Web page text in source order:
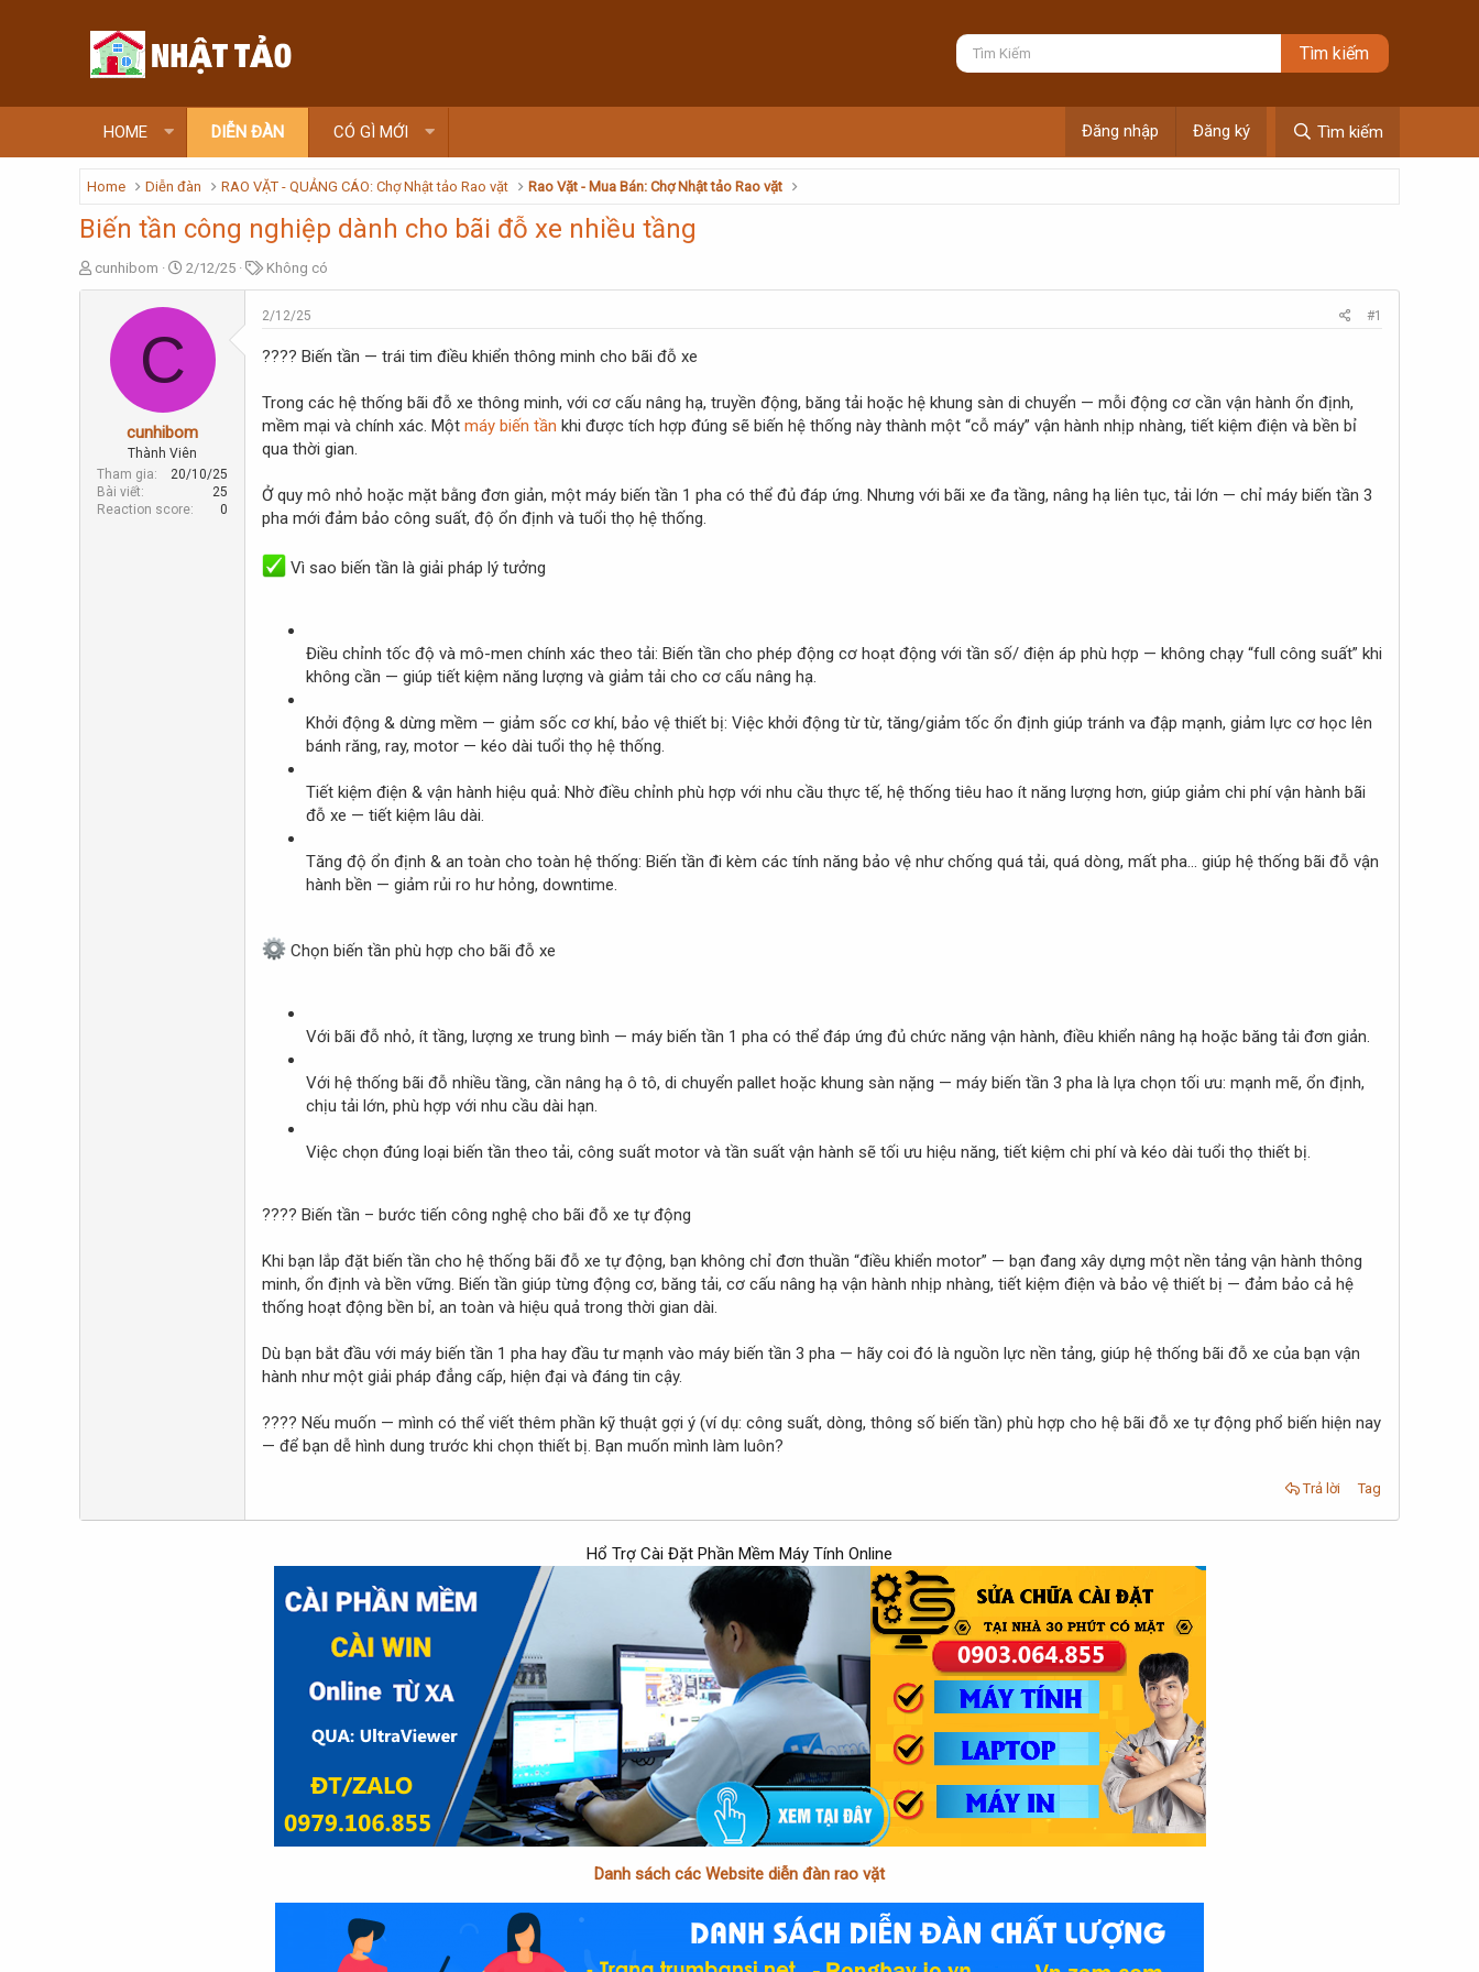
HOME DIỄN ĐÀN CÓ GÌ MỚI Đăng nhập Đăng ký Tìm kiếm
Home Diễn đàn RAO VẶT - QUẢNG CÁO: Chợ Nhật tảo Rao vặt Rao Vặt - Mua Bán: Chợ Nhật tảo Rao vặt
Biến tần công nghiệp dành cho bãi đỗ xe nhiều tầng
T
h
t
e
cunhibom
N
g
2/12/25
T
ừ
k
h
ó
a
Không có
C
cunhibom
Thành Viên
Tham gia
20/10/25
Bài viết
25
Reaction score
0
2/12/25 #1
???? Biến tần — trái tim điều khiển thông minh cho bãi đỗ xe
Trong các hệ thống bãi đỗ xe thông minh, với cơ cấu nâng hạ, truyền động, băng tải hoặc hệ khung sàn di chuyển — mỗi động cơ cần vận hành ổn định,
mềm mại và chính xác. Một máy biến tần khi được tích hợp đúng sẽ biến hệ thống này thành một “cỗ máy” vận hành nhịp nhàng, tiết kiệm điện và bền bỉ
qua thời gian.
Ở quy mô nhỏ hoặc mặt bằng đơn giản, một máy biến tần 1 pha có thể đủ đáp ứng. Nhưng với bãi xe đa tầng, nâng hạ liên tục, tải lớn — chỉ máy biến tần 3
pha mới đảm bảo công suất, độ ổn định và tuổi thọ hệ thống.
Vì sao biến tần là giải pháp lý tưởng
Điều chỉnh tốc độ và mô-men chính xác theo tải: Biến tần cho phép động cơ hoạt động với tần số/ điện áp phù hợp — không chạy “full công suất” khi
không cần — giúp tiết kiệm năng lượng và giảm tải cho cơ cấu nâng hạ.
Khởi động & dừng mềm — giảm sốc cơ khí, bảo vệ thiết bị: Việc khởi động từ từ, tăng/giảm tốc ổn định giúp tránh va đập mạnh, giảm lực cơ học lên
bánh răng, ray, motor — kéo dài tuổi thọ hệ thống.
Tiết kiệm điện & vận hành hiệu quả: Nhờ điều chỉnh phù hợp với nhu cầu thực tế, hệ thống tiêu hao ít năng lượng hơn, giúp giảm chi phí vận hành bãi
đỗ xe — tiết kiệm lâu dài.
Tăng độ ổn định & an toàn cho toàn hệ thống: Biến tần đi kèm các tính năng bảo vệ như chống quá tải, quá dòng, mất pha... giúp hệ thống bãi đỗ vận
hành bền — giảm rủi ro hư hỏng, downtime.
Chọn biến tần phù hợp cho bãi đỗ xe
Với bãi đỗ nhỏ, ít tầng, lượng xe trung bình — máy biến tần 1 pha có thể đáp ứng đủ chức năng vận hành, điều khiển nâng hạ hoặc băng tải đơn giản.
Với hệ thống bãi đỗ nhiều tầng, cần nâng hạ ô tô, di chuyển pallet hoặc khung sàn nặng — máy biến tần 3 pha là lựa chọn tối ưu: mạnh mẽ, ổn định,
chịu tải lớn, phù hợp với nhu cầu dài hạn.
Việc chọn đúng loại biến tần theo tải, công suất motor và tần suất vận hành sẽ tối ưu hiệu năng, tiết kiệm chi phí và kéo dài tuổi thọ thiết bị.
???? Biến tần – bước tiến công nghệ cho bãi đỗ xe tự động
Khi bạn lắp đặt biến tần cho hệ thống bãi đỗ xe tự động, bạn không chỉ đơn thuần “điều khiển motor” — bạn đang xây dựng một nền tảng vận hành thông
minh, ổn định và bền vững. Biến tần giúp từng động cơ, băng tải, cơ cấu nâng hạ vận hành nhịp nhàng, tiết kiệm điện và bảo vệ thiết bị — đảm bảo cả hệ
thống hoạt động bền bỉ, an toàn và hiệu quả trong thời gian dài.
Dù bạn bắt đầu với máy biến tần 1 pha hay đầu tư mạnh vào máy biến tần 3 pha — hãy coi đó là nguồn lực nền tảng, giúp hệ thống bãi đỗ xe của bạn vận
hành như một giải pháp đẳng cấp, hiện đại và đáng tin cậy.
???? Nếu muốn — mình có thể viết thêm phần kỹ thuật gợi ý (ví dụ: công suất, dòng, thông số biến tần) phù hợp cho hệ bãi đỗ xe tự động phổ biến hiện nay
— để bạn dễ hình dung trước khi chọn thiết bị. Bạn muốn mình làm luôn?
Trả lời Tag
Hổ Trợ Cài Đặt Phần Mềm Máy Tính Online
Danh sách các Website diễn đàn rao vặt